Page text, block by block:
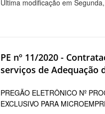
Última modificação em
PE nº 11/2020 -
serviços de Adequação
PREGÃO ELETRÔNICO Nº
EXCLUSIVO PARA